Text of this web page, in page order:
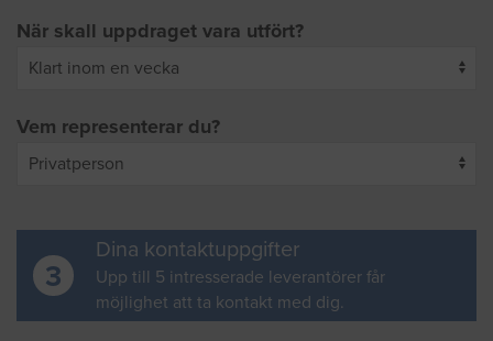
När skall uppdraget vara utfört?
Vem representerar du?
3
Dina kontaktuppgifter
Upp till 5 intresserade leverantörer får
möjlighet att ta kontakt med dig.